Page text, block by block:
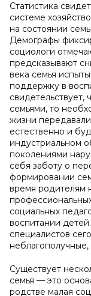
Статистика
системе
на состоянии
Демографы
социологи
предсказывают
века семья
поддержку в
семьями, то
жизни
естественно и
индустриальном
поколениями
себя заботу о
формировании
время родителям
социальных
воспитании
специалистов
Существует
семья — это
родстве малая